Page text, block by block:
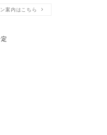
案内はこちら